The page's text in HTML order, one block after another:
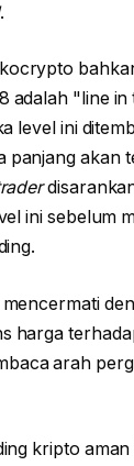
.
adalah "line
level ini
panjang akan
ini sebelum
harga
arah
kripto